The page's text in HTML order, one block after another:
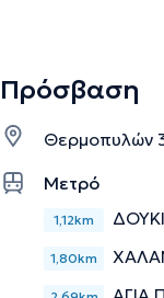
Hospital και St.
παρακολουθεί
Την περιγραφή
Πρόσβαση
Θερμοπυλών
Μετρό
1,12km
1,80km